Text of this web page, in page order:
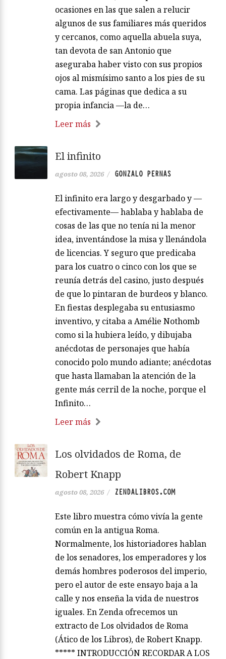
ocasiones en las que salen a relucir
algunos de sus familiares más queridos
y cercanos, como aquella abuela suya,
tan devota de san Antonio que
aseguraba haber visto con sus propios
ojos al mismísimo santo a los pies de su
cama. Las páginas que dedica a su
propia infancia —la de…
Leer más
El infinito
agosto 08, 2026 / GONZALO PERNAS
El infinito era largo y desgarbado y —
efectivamente— hablaba y hablaba de
cosas de las que no tenía ni la menor
idea, inventándose la misa y llenándola
de licencias. Y seguro que predicaba
para los cuatro o cinco con los que se
reunía detrás del casino, justo después
de que lo pintaran de burdeos y blanco.
En fiestas desplegaba su entusiasmo
inventivo, y citaba a Amélie Nothomb
como si la hubiera leído, y dibujaba
anécdotas de personajes que había
conocido polo mundo adiante; anécdotas
que hasta llamaban la atención de la
gente más cerril de la noche, porque el
Infinito…
Leer más
Los olvidados de Roma, de
Robert Knapp
agosto 08, 2026 / ZENDALIBROS.COM
Este libro muestra cómo vivía la gente
común en la antigua Roma.
Normalmente, los historiadores hablan
de los senadores, los emperadores y los
demás hombres poderosos del imperio,
pero el autor de este ensayo baja a la
calle y nos enseña la vida de nuestros
iguales. En Zenda ofrecemos un
extracto de Los olvidados de Roma
(Ático de los Libros), de Robert Knapp.
***** INTRODUCCIÓN RECORDAR A LOS